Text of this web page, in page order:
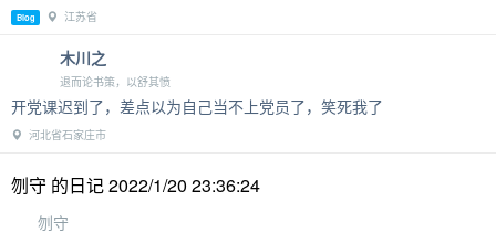
Blog 江苏省
木川之
退而论书策，以舒其愤
开党课迟到了，差点以为自己当不上党员了，笑死我了
河北省石家庄市
刎守 的日记 2022/1/20 23:36:24
刎守